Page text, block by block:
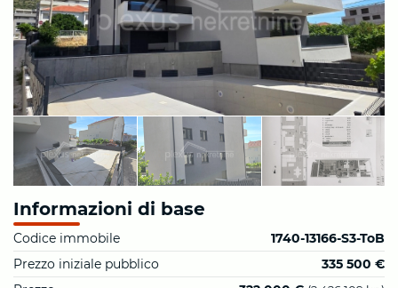
Informazioni di base
Codice immobile
1740-13166-S3-ToB
Prezzo iniziale pubblico
335 500 €